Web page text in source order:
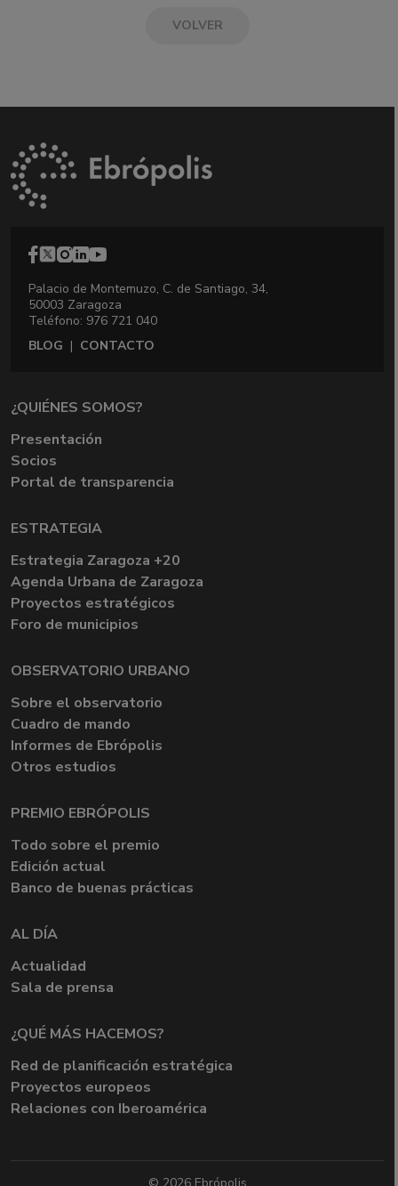
VOLVER
Palacio de Montemuzo, C. de Santiago, 34,
50003 Zaragoza
Teléfono: 976 721 040
BLOG | CONTACTO
¿QUIÉNES SOMOS?
Presentación
Socios
Portal de transparencia
ESTRATEGIA
Estrategia Zaragoza +20
Agenda Urbana de Zaragoza
Proyectos estratégicos
Foro de municipios
OBSERVATORIO URBANO
Sobre el observatorio
Cuadro de mando
Informes de Ebrópolis
Otros estudios
PREMIO EBRÓPOLIS
Todo sobre el premio
Edición actual
Banco de buenas prácticas
AL DÍA
Actualidad
Sala de prensa
¿QUÉ MÁS HACEMOS?
Red de planificación estratégica
Proyectos europeos
Relaciones con Iberoamérica